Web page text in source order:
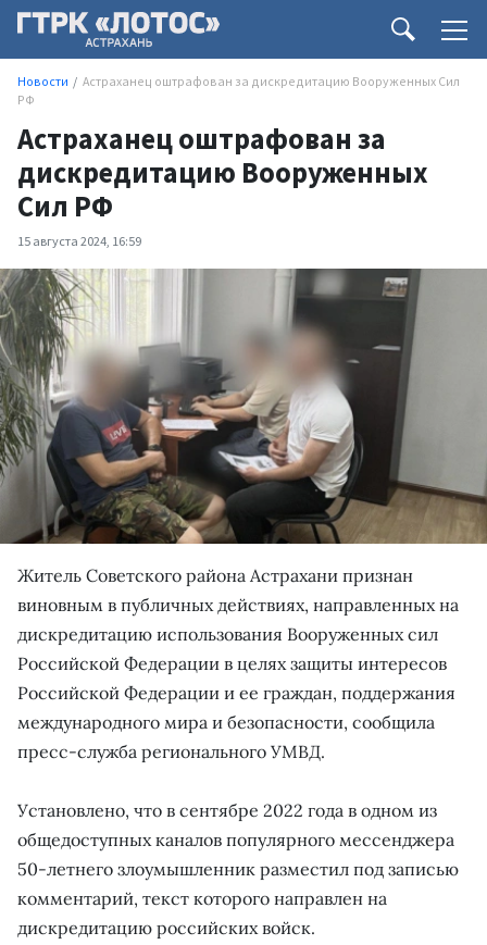
Новости
Астраханец оштрафован за дискредитацию Вооруженных Сил
РФ
Астраханец оштрафован за
дискредитацию Вооруженных
Сил РФ
15 августа 2024, 16:59
Житель Советского района Астрахани признан
виновным в публичных действиях, направленных на
дискредитацию использования Вооруженных сил
Российской Федерации в целях защиты интересов
Российской Федерации и ее граждан, поддержания
международного мира и безопасности, сообщила
пресс-служба регионального УМВД.
Установлено, что в сентябре 2022 года в одном из
общедоступных каналов популярного мессенджера
50-летнего злоумышленник разместил под записью
комментарий, текст которого направлен на
дискредитацию российских войск.